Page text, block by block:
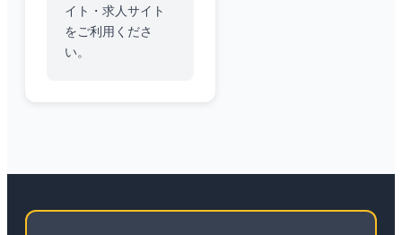
イト・求人サイト
をご利用くださ
い。